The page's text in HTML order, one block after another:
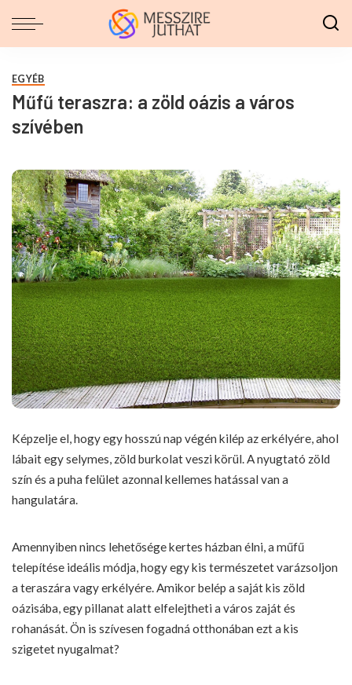
EGYÉB
Műfű teraszra: a zöld oázis a város
szívében
Képzelje el, hogy egy hosszú nap végén kilép az erkélyére, ahol
lábait egy selymes, zöld burkolat veszi körül. A nyugtató zöld
szín és a puha felület azonnal kellemes hatással van a
hangulatára.
Amennyiben nincs lehetősége kertes házban élni, a műfű
telepítése ideális módja, hogy egy kis természetet varázsoljon
a teraszára vagy erkélyére. Amikor belép a saját kis zöld
oázisába, egy pillanat alatt elfelejtheti a város zaját és
rohanását. Ön is szívesen fogadná otthonában ezt a kis
szigetet nyugalmat?